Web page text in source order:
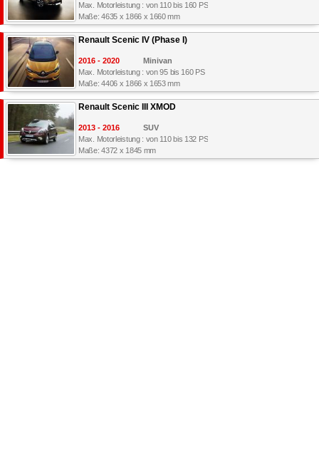
Max. Motorleistung : von 110 bis 160 PS
Maße: 4635 x 1866 x 1660 mm
Renault Scenic IV (Phase I)
2016 - 2020
Minivan
Max. Motorleistung : von 95 bis 160 PS
Maße: 4406 x 1866 x 1653 mm
Renault Scenic III XMOD
2013 - 2016
SUV
Max. Motorleistung : von 110 bis 132 PS
Maße: 4372 x 1845 mm